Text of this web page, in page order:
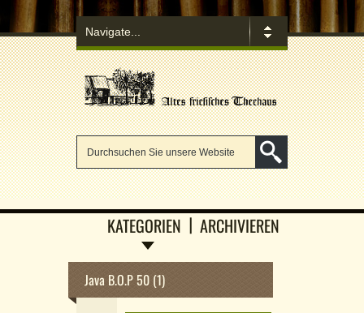
KATEGORIEN ARCHIVIEREN
Java B.O.P 50 (1)